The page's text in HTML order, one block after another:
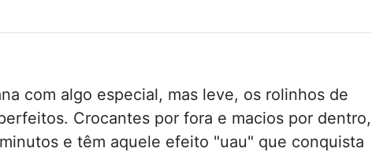
com algo especial, mas leve, os rolinhos de
Crocantes por fora e macios por dentro,
e têm aquele efeito "uau" que conquista